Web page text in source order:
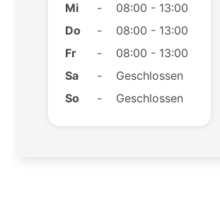
Mi
-
08:00 - 13:00
Do
-
08:00 - 13:00
Fr
-
08:00 - 13:00
Sa
-
Geschlossen
So
- Geschlossen